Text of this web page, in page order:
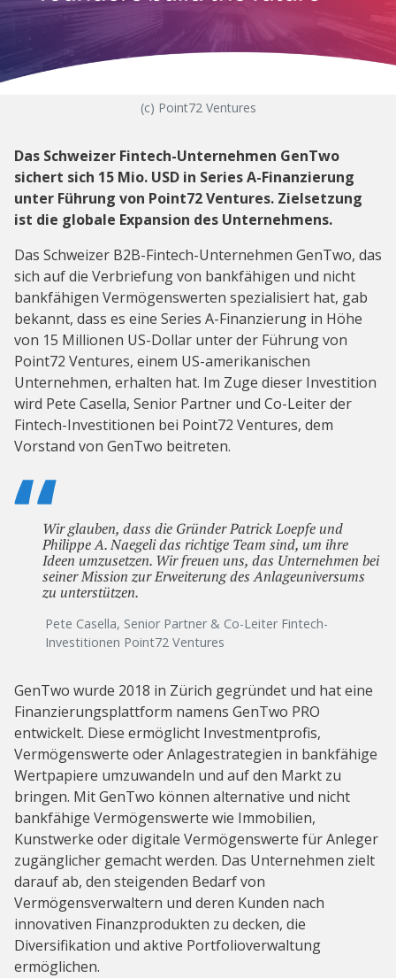
(c) Point72 Ventures
Das Schweizer Fintech-Unternehmen GenTwo
sichert sich 15 Mio. USD in Series A-Finanzierung
unter Führung von Point72 Ventures. Zielsetzung
ist die globale Expansion des Unternehmens.
Das Schweizer B2B-Fintech-Unternehmen GenTwo, das
sich auf die Verbriefung von bankfähigen und nicht
bankfähigen Vermögenswerten spezialisiert hat, gab
bekannt, dass es eine Series A-Finanzierung in Höhe
von 15 Millionen US-Dollar unter der Führung von
Point72 Ventures, einem US-amerikanischen
Unternehmen, erhalten hat. Im Zuge dieser Investition
wird Pete Casella, Senior Partner und Co-Leiter der
Fintech-Investitionen bei Point72 Ventures, dem
Vorstand von GenTwo beitreten.
Wir glauben, dass die Gründer Patrick Loepfe und
Philippe A. Naegeli das richtige Team sind, um ihre
Ideen umzusetzen. Wir freuen uns, das Unternehmen bei
seiner Mission zur Erweiterung des Anlageuniversums
zu unterstützen.
Pete Casella, Senior Partner & Co-Leiter Fintech-
Investitionen Point72 Ventures
GenTwo wurde 2018 in Zürich gegründet und hat eine
Finanzierungsplattform namens GenTwo PRO
entwickelt. Diese ermöglicht Investmentprofis,
Vermögenswerte oder Anlagestrategien in bankfähige
Wertpapiere umzuwandeln und auf den Markt zu
bringen. Mit GenTwo können alternative und nicht
bankfähige Vermögenswerte wie Immobilien,
Kunstwerke oder digitale Vermögenswerte für Anleger
zugänglicher gemacht werden. Das Unternehmen zielt
darauf ab, den steigenden Bedarf von
Vermögensverwaltern und deren Kunden nach
innovativen Finanzprodukten zu decken, die
Diversifikation und aktive Portfolioverwaltung
ermöglichen.